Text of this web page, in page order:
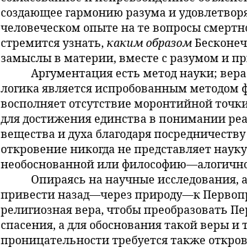
создающее гармонию разума и
человеческом опыте на те вопросы
стремится узнать, каким образом
замыслы в материи, вместе с разумом и
Аргументация есть метод науки;
логика является испробованным методом
восполняет отсутствие моронтийной
для достижения единства в понимании
вещества и духа благодаря
откровение никогда не представляет
необоснованной или
Опираясь на научные исследования,
привести назад—через природу—к
религиозная вера, чтобы преобразовать
спасения, а для обоснования такой веры и
проницательности требуется также